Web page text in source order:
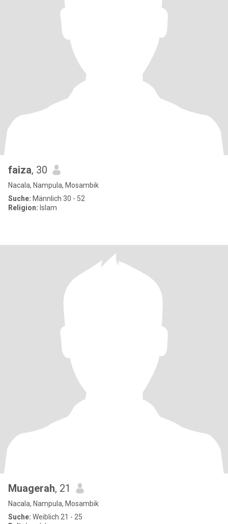
faiza, 30
Nacala, Nampula, Mosambik
Suche: Männlich 30 - 52
Religion: Islam
Muagerah, 21
Nacala, Nampula, Mosambik
Suche: Weiblich 21 - 25